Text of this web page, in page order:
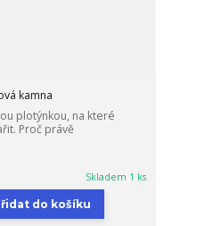
kamna
plotýnkou, na které
Proč právě
Skladem 1 ks
do košíku